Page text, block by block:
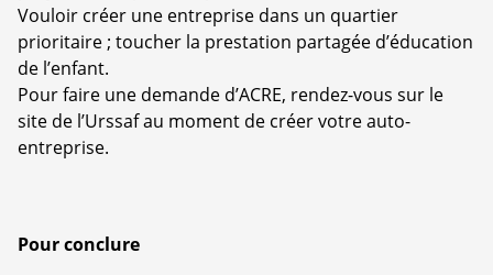
Vouloir créer une entreprise dans un quartier
prioritaire ; toucher la prestation partagée d’éducation
de l’enfant.
Pour faire une demande d’ACRE, rendez-vous sur le
site de l’Urssaf au moment de créer votre auto-
entreprise.
Pour conclure